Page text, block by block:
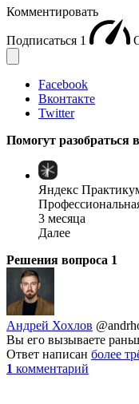
Комментировать
Подписаться 1
Facebook
Вконтакте
Twitter
Помогут разобраться
Яндекс
3 месяца
Далее
Решения вопроса 1
Андрей Хохлов
Вы его вызываете
Ответ написан более
1 комментарий